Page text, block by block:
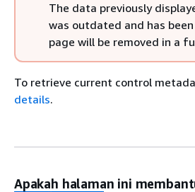
The data previously
was outdated and has
page will be removed in a
To retrieve current control
details.
Apakah halaman ini